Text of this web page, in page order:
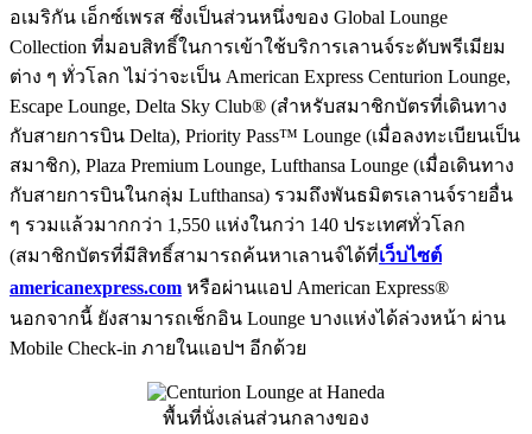
อเมริกัน เอ็กซ์เพรส ซึ่งเป็นส่วนหนึ่งของ Global Lounge
Collection ที่มอบสิทธิ์ในการเข้าใช้บริการเลานจ์ระดับพรีเมียม
ต่าง ๆ ทั่วโลก ไม่ว่าจะเป็น American Express Centurion Lounge,
Escape Lounge, Delta Sky Club® (สำหรับสมาชิกบัตรที่เดินทาง
กับสายการบิน Delta), Priority Pass™ Lounge (เมื่อลงทะเบียนเป็น
สมาชิก), Plaza Premium Lounge, Lufthansa Lounge (เมื่อเดินทาง
กับสายการบินในกลุ่ม Lufthansa) รวมถึงพันธมิตรเลานจ์รายอื่น
ๆ รวมแล้วมากกว่า 1,550 แห่งในกว่า 140 ประเทศทั่วโลก
(สมาชิกบัตรที่มีสิทธิ์สามารถค้นหาเลานจ์ได้ที่เว็บไซต์
americanexpress.com หรือผ่านแอป American Express®
นอกจากนี้ ยังสามารถเช็กอิน Lounge บางแห่งได้ล่วงหน้า ผ่าน
Mobile Check-in ภายในแอปฯ อีกด้วย
พื้นที่นั่งเล่นส่วนกลางของ